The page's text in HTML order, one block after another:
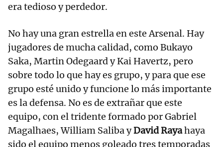
era tedioso y perdedor.
No hay una gran estrella en este Arsenal. Hay
jugadores de mucha calidad, como Bukayo
Saka, Martin Odegaard y Kai Havertz, pero
sobre todo lo que hay es grupo, y para que ese
grupo esté unido y funcione lo más importante
es la defensa. No es de extrañar que este
equipo, con el tridente formado por Gabriel
Magalhaes, William Saliba yDavid Rayahaya
sido el equipo menos goleado tres temporadas